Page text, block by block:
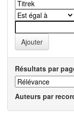
Résultats par
Auteurs par